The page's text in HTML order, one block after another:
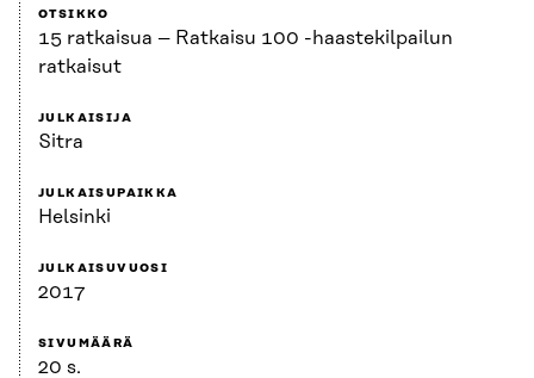
OTSIKKO
15 ratkaisua – Ratkaisu 100 -haastekilpailun
ratkaisut
JULKAISIJA
Sitra
JULKAISUPAIKKA
Helsinki
JULKAISUVUOSI
2017
SIVUMÄÄRÄ
20 s.